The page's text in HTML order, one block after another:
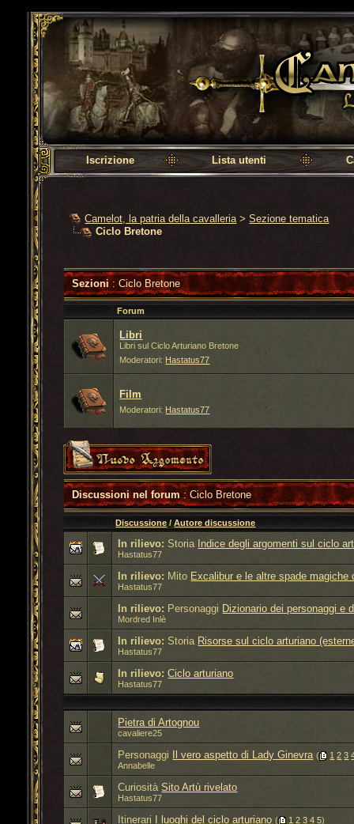
Camelot, la patria della cavalleria
Iscrizione Lista utenti
Camelot, la patria della cavalleria >Sezione tematica
Ciclo Bretone
Sezioni: Ciclo Bretone
Forum
Libri
Libri sul Ciclo Arturiano Bretone
Moderatori: Hastatus77
Film
Moderatori: Hastatus77
Discussioni nel forum: Ciclo Bretone
Discussione /Autore discussione
In rilievo:Storia Indice degli argomenti sul ciclo
Hastatus77
In rilievo: Mito Excalibur e le altre spade magiche
Hastatus77
In rilievo: Personaggi Dizionario dei personaggi e
Mordred Inlè
In rilievo:Storia Risorse sul ciclo arturiano
Hastatus77
In rilievo:Ciclo arturiano
Hastatus77
Pietra di Artognou
cavaliere25
Personaggi Il vero aspetto di Lady Ginevra‎( 1 2 3
Annabelle
CuriositàSito Artù rivelato
Hastatus77
Itinerari I luoghi del ciclo arturiano ‎( 1 2 3 4 5)